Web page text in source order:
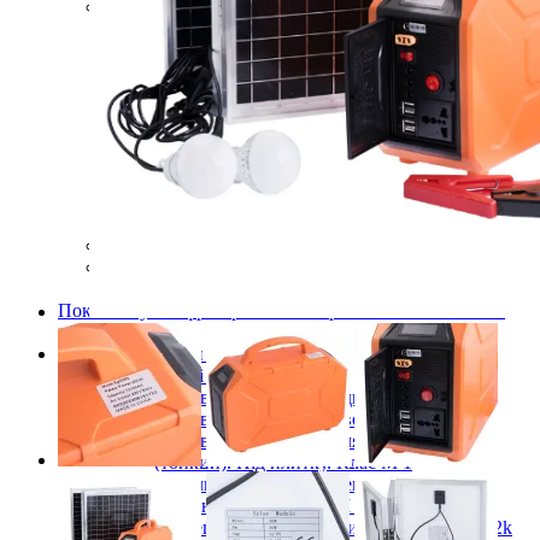
Готові комплекти теплої інфрачервоної плівкової
підлоги
Комплекти для монтажу теплої підлоги
Monocrystal під будь-які покриття
Комплекти для монтажу теплої підлоги
Monocrystal під плитку
Комплекти для монтажу теплої підлоги
Monocrystal (з терморегулятором) під будь-які
покриття
Комплекти для монтажу теплої підлоги
Monocrystal (з терморегулятором) під плитку
Показати усі Інфрачервона електрична плівкова тепла
підлога
Кабельні системи опалення
Нагрівальні кабелі
Нагрівальний кабель одножильний
Нагрівальний кабель двожильний
Нагрівальний кабель для теплої підлоги
(тонкий). Під плитку. Клас М 1
Кабельна електрична тепла підлога в
бетонну стяжку Клас М 2
Вуглецевий нагрівальний кабель 33Ом 12k